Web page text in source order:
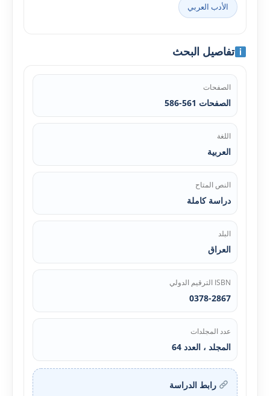
الأدب العربي
تفاصيل البحث
الصفحات
الصفحات 561-586
اللغة
العربية
النص المتاح
دراسة كاملة
البلد
العراق
ISBN الترقيم الدولي
0378-2867
عدد المجلدات
المجلد ، العدد 64
رابط الدراسة